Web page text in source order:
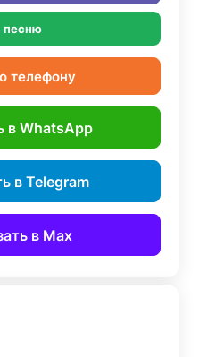
песню
телефону
в WhatsApp
в Telegram
в Max